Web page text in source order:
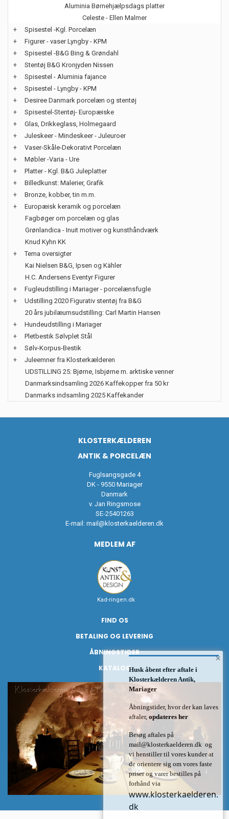
Aluminia Børnehjælpsdags platter
Celeste - Ellen Malmer
+
Spisestel -Kgl. Porcelæn
+
Figurer - vaser Lyngby - KPM
+
Spisestel -B&G Bing & Grøndahl
+
Stentøj B&G Kronjyden Nissen
+
Spisestel - Aluminia fajance
+
Spisestel - Lyngby - KPM
+
Desiree Danmark porcelæn og stentøj
+
Spisestel-Stentøj- Europæiske
+
Glas, Drikkeglass, Holmegaard
+
Juleskeer - Mindeskeer - Juleuroer
+
Vaser-Skåle-Dekorativt Porcelæn
+
Møbler -Varia - Ure
+
Platter - Kgl. B&G Juleplatter
+
Billedkunst: Malerier, Grafik
+
Bronze, kobber, tin m.m.
+
Europæisk keramik og porcelæn
Fagbøger om porcelæn og glas
Grønlandica - Inuit motiver og kunsthåndværk
Knud Kyhn KK
+
Tema oversigter
Kai Nielsen B&G, Ipsen og Kähler
H.C. Andersens Eventyr Figurer
+
Fugleudstilling i Mariager - porcelænsfugle
+
Udstilling 2020 Figurativ stentøj fra B&G
20 års jubilæumsudstilling: Carl Martin Hansen
+
Hundeudstilling i Mariager
+
Pletbestik Sølvplet Stål
+
Sølv-Korpus-Bestik
+
Juleemner fra Klosterkælderen
UDSTILLING 25: Bjørne, Isbjørne m. arktiske venner
Danmarksindsamling 2026 Kaffekopper fra 50 kr
Danmarks indsamling 2025 Kaffekander
KLOSTERKÆLDEREN
ANTIK & PORCELÆN
Fuglsangsgade 4
DK - 9550 Mariager
Danmark
v. Jan Ringsmose
SE-25401263
E-mail: mail@klosterkaelderen.dk
MEDLEM AF
Kad-ringen.dk
FIND OS
BETALING OG LEVERING
ÅBNINGSTIDER
KATALOG
×
Husk åbent efter aftale i
Klosterkælderen Antik,
Mariager
Åbningstider, hvor der kan laves
aftaler, opdateres her
Besøg aftales på
mail@klosterkaelderen.dk og
vi henstiller til vores kunder at
de orientere sig om vores faste
priser og varer bestilles på
forhånd via
www.klosterkaelderen.
dk